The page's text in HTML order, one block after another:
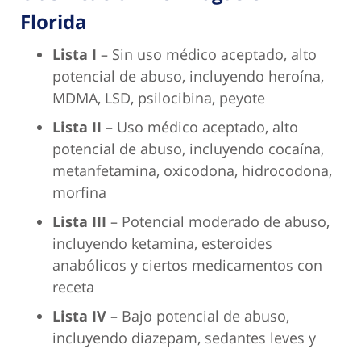
Florida
Lista I – Sin uso médico aceptado, alto
potencial de abuso, incluyendo heroína,
MDMA, LSD, psilocibina, peyote
Lista II – Uso médico aceptado, alto
potencial de abuso, incluyendo cocaína,
metanfetamina, oxicodona, hidrocodona,
morfina
Lista III – Potencial moderado de abuso,
incluyendo ketamina, esteroides
anabólicos y ciertos medicamentos con
receta
Lista IV – Bajo potencial de abuso,
incluyendo diazepam, sedantes leves y